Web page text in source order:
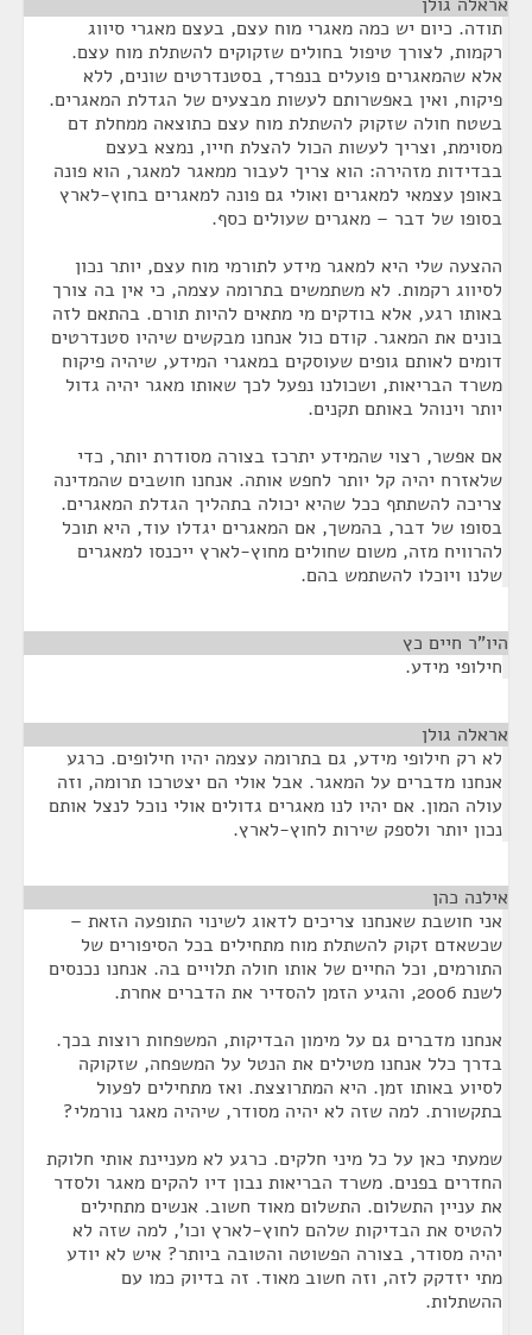
תודה. כיום יש כמה מאגרי מוח עצם, בעצם מאגרי סיווג
רקמות, לצורך טיפול בחולים שזקוקים להשתלת מוח עצם.
אלא שהמאגרים פועלים בנפרד, בסטנדרטים שונים, ללא
פיקוח, ואין באפשרותם לעשות מבצעים של הגדלת המאגרים.
בשטח חולה שזקוק להשתלת מוח עצם כתוצאה ממחלת דם
מסוימת, וצריך לעשות הכול להצלת חייו, נמצא בעצם
בבדידות מזהירה: הוא צריך לעבור ממאגר למאגר, הוא פונה
באופן עצמאי למאגרים ואולי גם פונה למאגרים בחוץ-לארץ
בסופו של דבר – מאגרים שעולים כסף.
ההצעה שלי היא למאגר מידע לתורמי מוח עצם, יותר נכון
לסיווג רקמות. לא משתמשים בתרומה עצמה, כי אין בה צורך
באותו רגע, אלא בודקים מי מתאים להיות תורם. בהתאם לזה
בונים את המאגר. קודם כול אנחנו מבקשים שיהיו סטנדרטים
דומים לאותם גופים שעוסקים במאגרי המידע, שיהיה פיקוח
משרד הבריאות, ושכולנו נפעל לכך שאותו מאגר יהיה גדול
יותר וינוהל באותם תקנים.
אם אפשר, רצוי שהמידע יתרכז בצורה מסודרת יותר, כדי
שלאזרח יהיה קל יותר לחפש אותה. אנחנו חושבים שהמדינה
צריכה להשתתף ככל שהיא יכולה בתהליך הגדלת המאגרים.
בסופו של דבר, בהמשך, אם המאגרים יגדלו עוד, היא תוכל
להרוויח מזה, משום שחולים מחוץ-לארץ ייכנסו למאגרים
שלנו ויוכלו להשתמש בהם.
היו"ר חיים כץ
חילופי מידע.
אראלה גולן
לא רק חילופי מידע, גם בתרומה עצמה יהיו חילופים. כרגע
אנחנו מדברים על המאגר. אבל אולי הם יצטרכו תרומה, וזה
עולה המון. אם יהיו לנו מאגרים גדולים אולי נוכל לנצל אותם
נכון יותר ולספק שירות לחוץ-לארץ.
אילנה כהן
אני חושבת שאנחנו צריכים לדאוג לשינוי התופעה הזאת –
שכשאדם זקוק להשתלת מוח מתחילים בכל הסיפורים של
התורמים, וכל החיים של אותו חולה תלויים בה. אנחנו נכנסים
לשנת 2006, והגיע הזמן להסדיר את הדברים אחרת.
אנחנו מדברים גם על מימון הבדיקות, המשפחות רוצות בכך.
בדרך כלל אנחנו מטילים את הנטל על המשפחה, שזקוקה
לסיוע באותו זמן. היא המתרוצצת. ואז מתחילים לפעול
בתקשורת. למה שזה לא יהיה מסודר, שיהיה מאגר נורמלי?
שמעתי כאן על כל מיני חלקים. כרגע לא מעניינת אותי חלוקת
החדרים בפנים. משרד הבריאות נבון דיו להקים מאגר ולסדר
את עניין התשלום. התשלום מאוד חשוב. אנשים מתחילים
להטיס את הבדיקות שלהם לחוץ-לארץ וכו', למה שזה לא
יהיה מסודר, בצורה הפשוטה והטובה ביותר? איש לא יודע
מתי יזדקק לזה, וזה חשוב מאוד. זה בדיוק כמו עם
ההשתלות.